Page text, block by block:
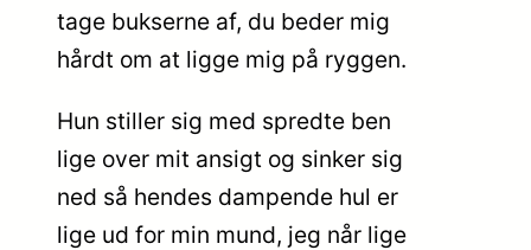
tage bukserne af, du beder mig
hårdt om at ligge mig på ryggen.
Hun stiller sig med spredte ben
lige over mit ansigt og sinker sig
ned så hendes dampende hul er
lige ud for min mund, jeg når lige